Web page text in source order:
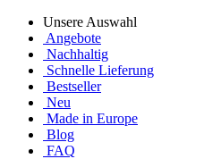
Unsere Auswahl
Angebote
Nachhaltig
Schnelle Lieferung
Bestseller
Neu
Made in Europe
Blog
FAQ